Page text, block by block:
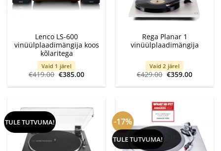
Lenco LS-600
vinüülplaadimängija koos
kõlaritega
Vaid 1 järel
€419.00 Algne
oli:
€385.00Current
is:
Rega Planar 1
vinüülplaadimängija
Vaid 2 järel
€429.00 Algne
oli:
€359.00Current
is:
TULE TUTVUMA! -17%
TULE TUTVUMA!